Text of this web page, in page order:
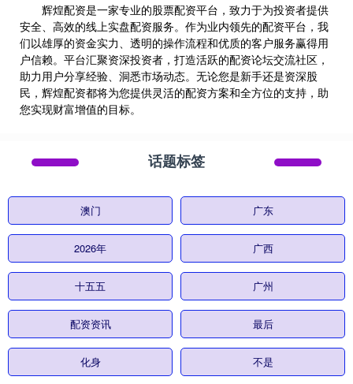
辉煌配资是一家专业的股票配资平台，致力于为投资者提供
安全、高效的线上实盘配资服务。作为业内领先的配资平台，我
们以雄厚的资金实力、透明的操作流程和优质的客户服务赢得用
户信赖。平台汇聚资深投资者，打造活跃的配资论坛交流社区，
助力用户分享经验、洞悉市场动态。无论您是新手还是资深股
民，辉煌配资都将为您提供灵活的配资方案和全方位的支持，助
您实现财富增值的目标。
话题标签
澳门 广东
2026年 广西
十五五 广州
配资资讯 最后
化身 不是